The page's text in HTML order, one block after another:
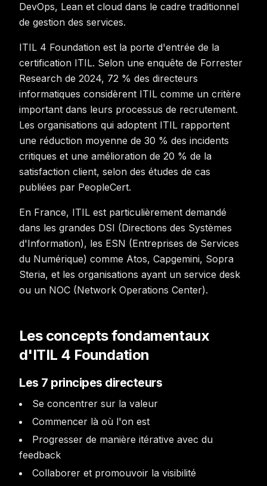
DevOps, Lean et cloud dans le cadre traditionnel
de gestion des services.
ITIL 4 Foundation est la porte d'entrée de la
certification ITIL. Selon une enquête de Forrester
Research de 2024, 72 % des directeurs
informatiques considèrent ITIL comme un critère
important dans leurs processus de recrutement.
Les organisations qui adoptent ITIL rapportent
une réduction moyenne de 30 % des incidents
critiques et une amélioration de 20 % de la
satisfaction client, selon des études de cas
publiées par PeopleCert.
En France, ITIL est particulièrement demandé
dans les grandes DSI (Directions des Systèmes
d'Information), les ESN (Entreprises de Services
du Numérique) comme Atos, Capgemini, Sopra
Steria, et les organisations ayant un service desk
ou un NOC (Network Operations Center).
Les concepts fondamentaux
d'ITIL 4 Foundation
Les 7 principes directeurs
Se concentrer sur la valeur
Commencer là où l'on est
Progresser de manière itérative avec du
feedback
Collaborer et promouvoir la visibilité